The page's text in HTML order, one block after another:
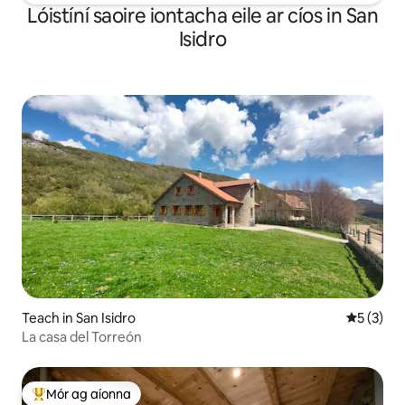
Lóistíní saoire iontacha eile ar cíos in San
Isidro
Teach in San Isidro
5 (3)
La casa del Torreón
Mór ag aíonna